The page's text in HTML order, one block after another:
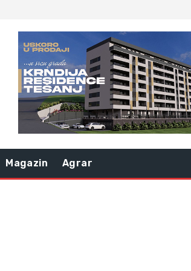
Magazin Agrar